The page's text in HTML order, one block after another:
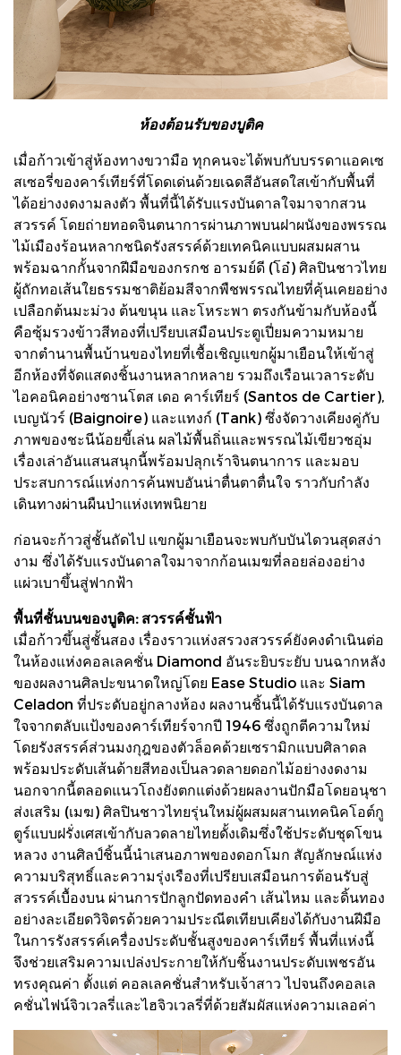
ห้องต้อนรับของบูติค
เมื่อก้าวเข้าสู่ห้องทางขวามือ ทุกคนจะได้พบกับบรรดาแอคเซ
สเซอรี่ของคาร์เทียร์ที่โดดเด่นด้วยเฉดสีอันสดใสเข้ากับพื้นที่
ได้อย่างงดงามลงตัว พื้นที่นี้ได้รับแรงบันดาลใจมาจากสวน
สวรรค์ โดยถ่ายทอดจินตนาการผ่านภาพบนฝาผนังของพรรณ
ไม้เมืองร้อนหลากชนิดรังสรรค์ด้วยเทคนิคแบบผสมผสาน
พร้อมฉากกั้นจากฝีมือของกรกช อารมย์ดี (โอ๋) ศิลปินชาวไทย
ผู้ถักทอเส้นใยธรรมชาติย้อมสีจากพืชพรรณไทยที่คุ้นเคยอย่าง
เปลือกต้นมะม่วง ต้นขนุน และโหระพา ตรงกันข้ามกับห้องนี้
คือซุ้มรวงข้าวสีทองที่เปรียบเสมือนประตูเปี่ยมความหมาย
จากตำนานพื้นบ้านของไทยที่เชื้อเชิญแขกผู้มาเยือนให้เข้าสู่
อีกห้องที่จัดแสดงชิ้นงานหลากหลาย รวมถึงเรือนเวลาระดับ
ไอคอนิคอย่างซานโตส เดอ คาร์เทียร์ (Santos de Cartier),
เบญนัวร์ (Baignoire) และแทงก์ (Tank) ซึ่งจัดวางเคียงคู่กับ
ภาพของชะนีน้อยขี้เล่น ผลไม้พื้นถิ่นและพรรณไม้เขียวชอุ่ม
เรื่องเล่าอันแสนสนุกนี้พร้อมปลุกเร้าจินตนาการ และมอบ
ประสบการณ์แห่งการค้นพบอันน่าตื่นตาตื่นใจ ราวกับกำลัง
เดินทางผ่านผืนป่าแห่งเทพนิยาย
ก่อนจะก้าวสู่ชั้นถัดไป แขกผู้มาเยือนจะพบกับบันไดวนสุดสง่า
งาม ซึ่งได้รับแรงบันดาลใจมาจากก้อนเมฆที่ลอยล่องอย่าง
แผ่วเบาขึ้นสู่ฟากฟ้า
พื้นที่ชั้นบนของบูติค: สวรรค์ชั้นฟ้า
เมื่อก้าวขึ้นสู่ชั้นสอง เรื่องราวแห่งสรวงสวรรค์ยังคงดำเนินต่อ
ในห้องแห่งคอลเลคชั่น Diamond อันระยิบระยับ บนฉากหลัง
ของผลงานศิลปะขนาดใหญ่โดย Ease Studio และ Siam
Celadon ที่ประดับอยู่กลางห้อง ผลงานชิ้นนี้ได้รับแรงบันดาล
ใจจากตลับแป้งของคาร์เทียร์จากปี 1946 ซึ่งถูกตีความใหม่
โดยรังสรรค์ส่วนมงกุฎของตัวล็อคด้วยเซรามิกแบบศิลาดล
พร้อมประดับเส้นด้ายสีทองเป็นลวดลายดอกไม้อย่างงดงาม
นอกจากนี้ตลอดแนวโถงยังตกแต่งด้วยผลงานปักมือโดยอนุชา
ส่งเสริม (เมฆ) ศิลปินชาวไทยรุ่นใหม่ผู้ผสมผสานเทคนิคโอต์กู
ตูร์แบบฝรั่งเศสเข้ากับลวดลายไทยดั้งเดิมซึ่งใช้ประดับชุดโขน
หลวง งานศิลป์ชิ้นนี้นำเสนอภาพของดอกโมก สัญลักษณ์แห่ง
ความบริสุทธิ์และความรุ่งเรืองที่เปรียบเสมือนการต้อนรับสู่
สวรรค์เบื้องบน ผ่านการปักลูกปัดทองคำ เส้นไหม และดิ้นทอง
อย่างละเอียดวิจิตรด้วยความประณีตเทียบเคียงได้กับงานฝีมือ
ในการรังสรรค์เครื่องประดับชั้นสูงของคาร์เทียร์ พื้นที่แห่งนี้
จึงช่วยเสริมความเปล่งประกายให้กับชิ้นงานประดับเพชรอัน
ทรงคุณค่า ตั้งแต่ คอลเลคชั่นสำหรับเจ้าสาว ไปจนถึงคอลเล
คชั่นไฟน์จิวเวลรี่และไฮจิวเวลรี่ที่ด้วยสัมผัสแห่งความเลอค่า